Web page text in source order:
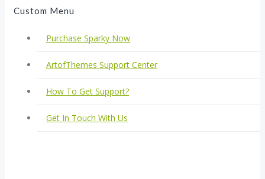
Custom Menu
Purchase Sparky Now
ArtofThemes Support Center
How To Get Support?
Get In Touch With Us